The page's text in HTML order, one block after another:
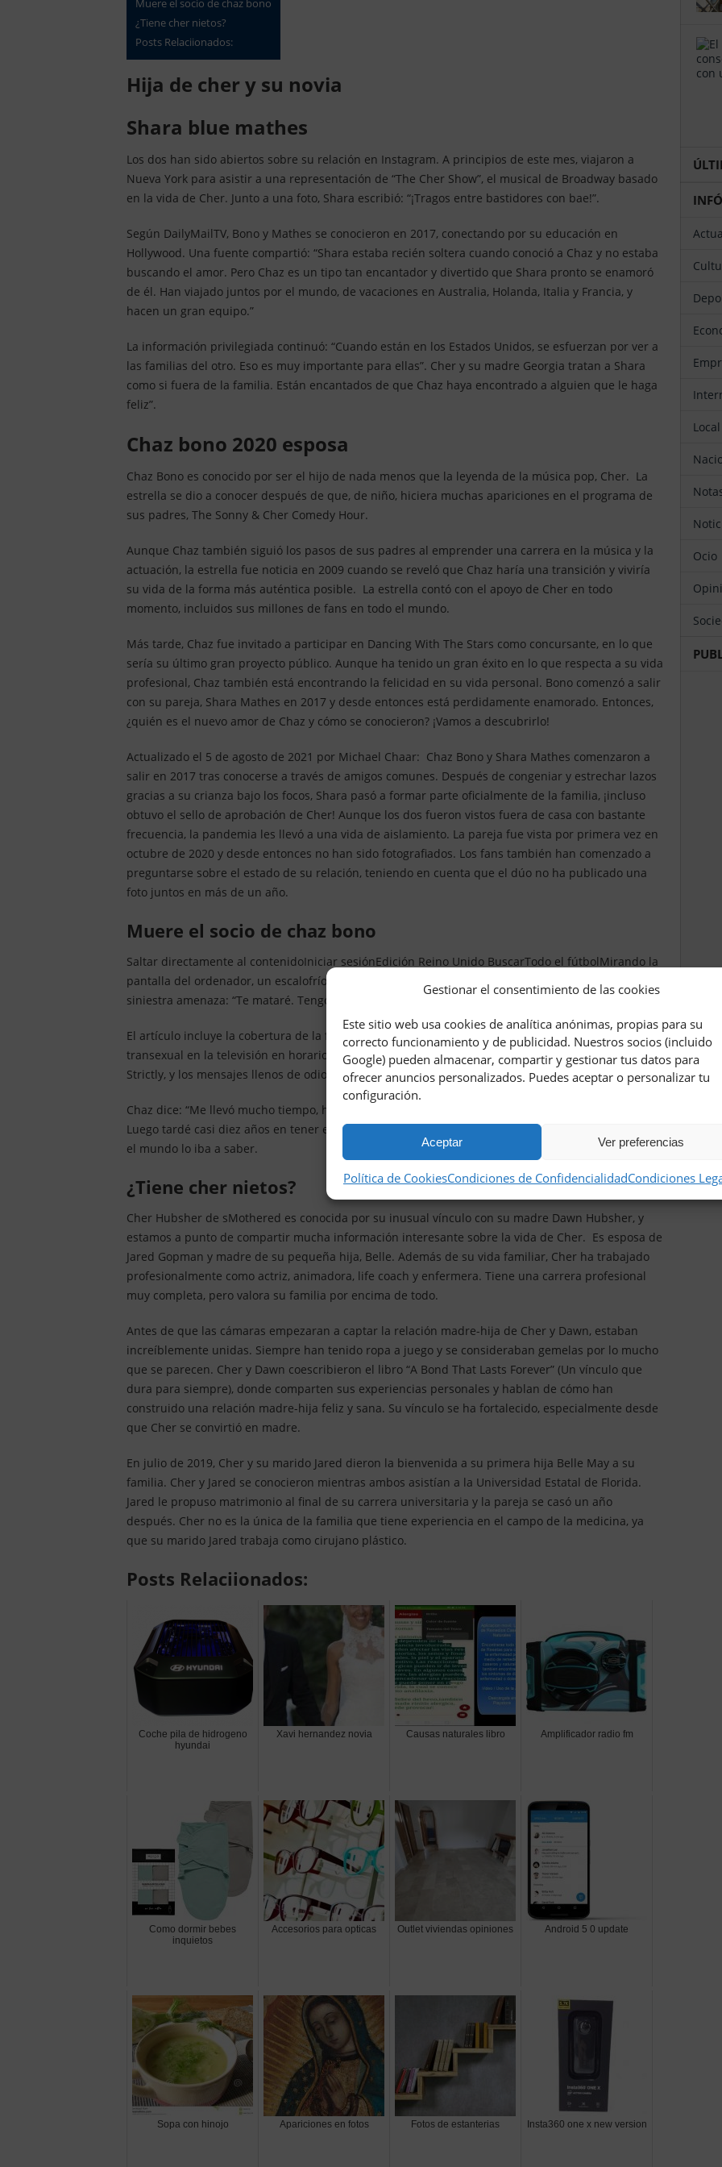
Gestionar el consentimiento de las cookies
Este sitio web usa cookies de analítica anónimas, propias para su
correcto funcionamiento y de publicidad. Nuestros socios (incluido
Google) pueden almacenar, compartir y gestionar tus datos para
ofrecer anuncios personalizados. Puedes aceptar o personalizar tu
configuración.
Aceptar Ver preferencias
Política de CookiesCondiciones de ConfidencialidadCondiciones
muere el socio de chaz bono
¿tiene cher nietos?
Posts Relaciionados:
Hija de cher y su novia
shara blue mathes
Los dos han sido abiertos sobre su relación en Instagram. A principios de este mes, viajaron a
Nueva York para asistir a una representación de “The Cher Show”, el musical de Broadway basado
en la vida de Cher. Junto a una foto, Shara escribió: “¡Tragos entre bastidores con bae!”.
Según DailyMailTV, Bono y Mathes se conocieron en 2017, conectando por su educación en
Hollywood. Una fuente compartió: “Shara estaba recién soltera cuando conoció a Chaz y no estaba
buscando el amor. Pero Chaz es un tipo tan encantador y divertido que Shara pronto se enamoró
de él. Han viajado juntos por el mundo, de vacaciones en Australia, Holanda, Italia y Francia, y
hacen un gran equipo.”
La información privilegiada continuó: “Cuando están en los Estados Unidos, se esfuerzan por ver a
las familias del otro. Eso es muy importante para ellas”. Cher y su madre Georgia tratan a Shara
como si fuera de la familia. Están encantados de que Chaz haya encontrado a alguien que le haga
feliz”.
chaz bono 2020 esposa
Chaz Bono es conocido por ser el hijo de nada menos que la leyenda de la música pop, Cher. La
estrella se dio a conocer después de que, de niño, hiciera muchas apariciones en el programa de
sus padres, The Sonny & Cher Comedy Hour.
Aunque Chaz también siguió los pasos de sus padres al emprender una carrera en la música y la
actuación, la estrella fue noticia en 2009 cuando se reveló que Chaz haría una transición y viviría
su vida de la forma más auténtica posible. La estrella contó con el apoyo de Cher en todo
momento, incluidos sus millones de fans en todo el mundo.
Más tarde, Chaz fue invitado a participar en Dancing With The Stars como concursante, en lo que
sería su último gran proyecto público. Aunque ha tenido un gran éxito en lo que respecta a su vida
profesional, Chaz también está encontrando la felicidad en su vida personal. Bono comenzó a salir
con su pareja, Shara Mathes en 2017 y desde entonces está perdidamente enamorado. Entonces,
¿quién es el nuevo amor de Chaz y cómo se conocieron? ¡Vamos a descubrirlo!
Actualizado el 5 de agosto de 2021 por Michael Chaar: Chaz Bono y Shara Mathes comenzaron a
salir en 2017 tras conocerse a través de amigos comunes. Después de congeniar y estrechar lazos
gracias a su crianza bajo los focos, Shara pasó a formar parte oficialmente de la familia, ¡incluso
obtuvo el sello de aprobación de Cher! Aunque los dos fueron vistos fuera de casa con bastante
frecuencia, la pandemia les llevó a una vida de aislamiento. La pareja fue vista por primera vez en
octubre de 2020 y desde entonces no han sido fotografiados. Los fans también han comenzado a
preguntarse sobre el estado de su relación, teniendo en cuenta que el dúo no ha publicado una
foto juntos en más de un año.
muere el socio de chaz bono
Saltar directamente al contenidoIniciar sesiónEdición Reino Unido BuscarTodo el fútbolMirando la
pantalla del ordenador, un escalofrío recorrió la columna vertebral de Chaz Bono al leer la última y
siniestra amenaza: “Te mataré. Tengo una pistola”.
El artículo incluye la cobertura de la furiosa reacción provocada por la aparición de un hombre
transexual en la televisión en horario de máxima audiencia, en la versión estadounidense de
Strictly, y los mensajes llenos de odio de desconocidos que sacudieron a Chaz hasta el fondo.
Chaz dice: “Me llevó mucho tiempo, hasta los treinta años, antes de descubrir que era transexual.
Luego tardé casi diez años en tener el valor de hacer la transición porque era el hijo de Cher: todo
el mundo lo iba a saber.
¿tiene cher nietos?
Cher Hubsher de sMothered es conocida por su inusual vínculo con su madre Dawn Hubsher, y
estamos a punto de compartir mucha información interesante sobre la vida de Cher. Es esposa de
Jared Gopman y madre de su pequeña hija, Belle. Además de su vida familiar, Cher ha trabajado
profesionalmente como actriz, animadora, life coach y enfermera. Tiene una carrera profesional
muy completa, pero valora su familia por encima de todo.
Antes de que las cámaras empezaran a captar la relación madre-hija de Cher y Dawn, estaban
increíblemente unidas. Siempre han tenido ropa a juego y se consideraban gemelas por lo mucho
que se parecen. Cher y Dawn coescribieron el libro “A Bond That Lasts Forever” (Un vínculo que
dura para siempre), donde comparten sus experiencias personales y hablan de cómo han
construido una relación madre-hija feliz y sana. Su vínculo se ha fortalecido, especialmente desde
que Cher se convirtió en madre.
En julio de 2019, Cher y su marido Jared dieron la bienvenida a su primera hija Belle May a su
familia. Cher y Jared se conocieron mientras ambos asistían a la Universidad Estatal de Florida.
Jared le propuso matrimonio al final de su carrera universitaria y la pareja se casó un año
después. Cher no es la única de la familia que tiene experiencia en el campo de la medicina, ya
que su marido Jared trabaja como cirujano plástico.
Posts Relaciionados:
Coche pila de hidrogeno
hyundai
Xavi hernandez novia Causas naturales libro Amplificador radio fm
Como dormir bebes
inquietos
Accesorios para opticas Outlet viviendas opiniones Android 5 0 update
Sopa con hinojo Apariciones en fotos Fotos de estanterias Insta360 one x new version
Local
Ocio